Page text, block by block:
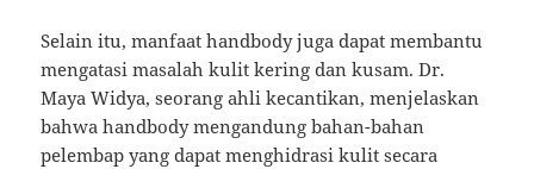
Selain itu, manfaat handbody juga dapat membantu
mengatasi masalah kulit kering dan kusam. Dr.
Maya Widya, seorang ahli kecantikan, menjelaskan
bahwa handbody mengandung bahan-bahan
pelembap yang dapat menghidrasi kulit secara